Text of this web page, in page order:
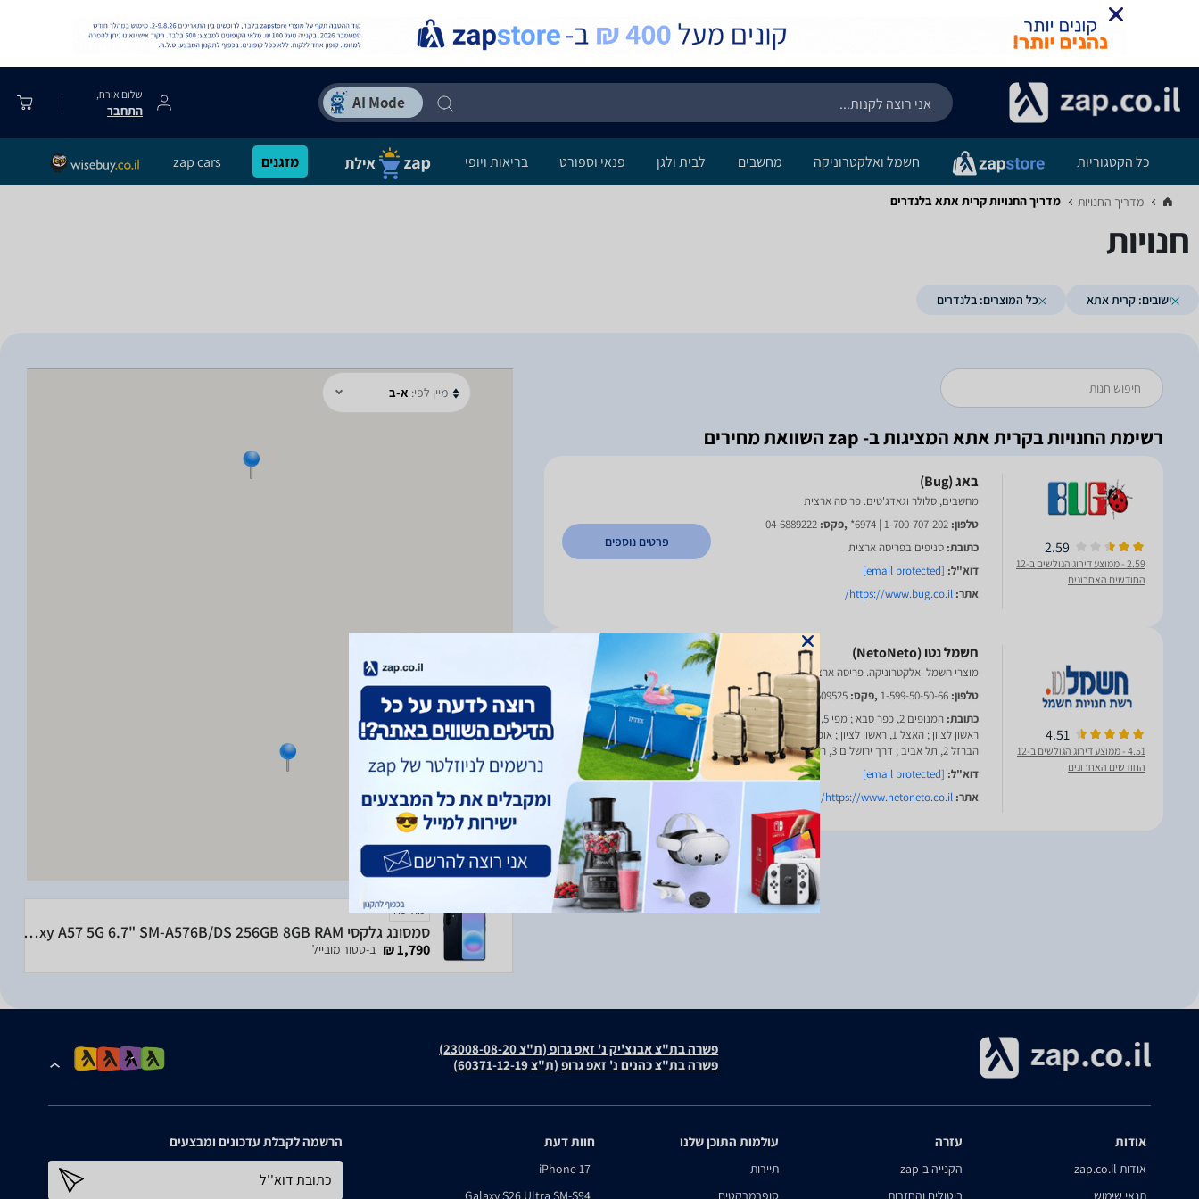
שלום אורח,
התחבר
כל הקטגוריות חשמל ואלקטרוניקה מחשבים לבית ולגן פנאי וספורט בריאות ויופי מזגנים zap cars
מדריך החנויות‏ מדריך החנויות ‏קרית אתא ‏בלנדרים
חנויות
ישובים: קרית אתא כל המוצרים: בלנדרים
מיין לפי: א-ב
רשימת החנויות בקרית אתא המציגות ב- zap השוואת מחירים
2.59
2.59
- ממוצע דירוג הגולשים ב-12
החודשים האחרונים
מחשבים, סלולר וגאדג'טים. פריסה ארצית
טלפון: 1-700-707-202 | 6974* ,פקס: 04-6889222
כתובת: סניפים בפריסה ארצית
דוא"ל: [email protected]
אתר: https://www.bug.co.il/
פרטים נוספים
4.51
4.51
- ממוצע דירוג הגולשים ב-12
החודשים האחרונים
מוצרי חשמל ואלקטרוניקה. פריסה ארצית
טלפון: 1-599-50-50-66,פקס: 039509525
כתובת:
המנופים 2, כפר סבא ; מפי 5, פולג נתניה ; טוליפמן 2,
ראשון לציון ; האצל 1, ראשון לציון ; אופנהיימר 2, רחובות ;
הברזל 2, תל אביב ; דרך ירושלים 3, רעננה
דוא"ל: [email protected]
אתר: https://www.netoneto.co.il/
פרטים נוספים
מודעה
סמסונג גלקסי Samsung Galaxy A57 5G 6.7" SM-A576B/DS 256GB 8GB RAM
1,790 ₪ ב-סטור מובייל
פשרה בת"צ אבנצ'יק נ' זאפ גרופ (ת"צ 23008-08-20)
פשרה בת"צ כהנים נ' זאפ גרופ (ת"צ 60371-12-19)
אודות
אודות zap.co.il
תנאי שימוש
עזרה
הקנייה ב-zap
ביטולים והחזרות
עולמות התוכן שלנו
תיירות
סופרמרקטים
חוות דעת
iPhone 17
Galaxy S26 Ultra SM-S94
הרשמה לקבלת עדכונים ומבצעים
כתובת דוא''ל